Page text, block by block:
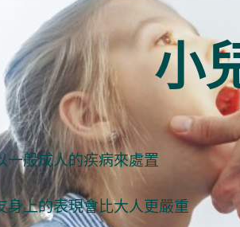
小
一般成人的疾病來處置
身上的表現會比大人更嚴重